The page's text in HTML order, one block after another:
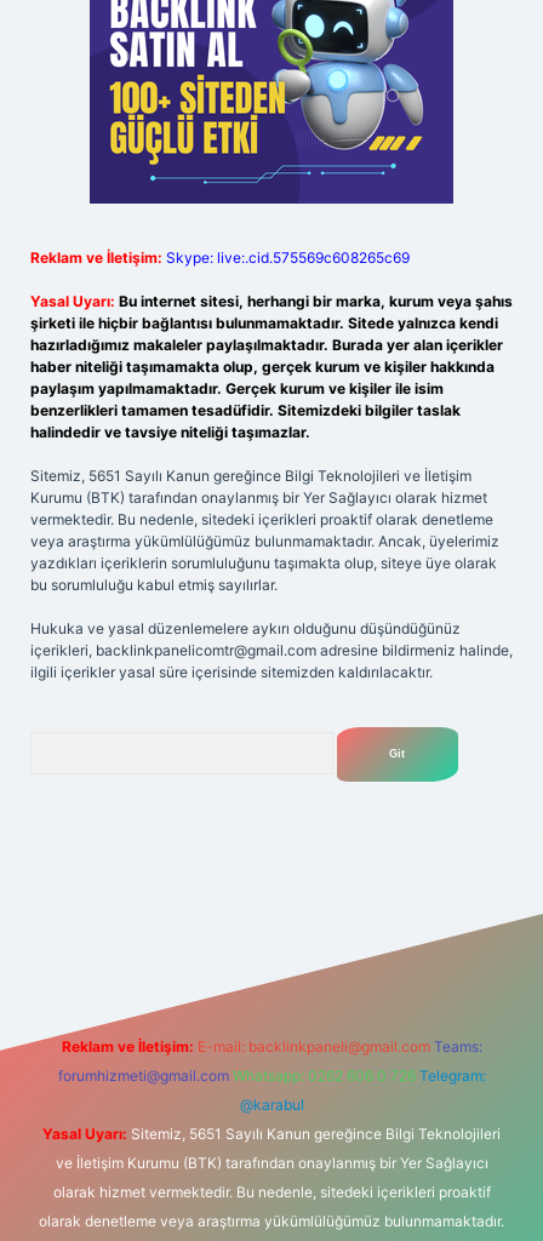
Reklam ve İletişim: Skype: live:.cid.575569c608265c69
Yasal Uyarı: Bu internet sitesi, herhangi bir marka, kurum veya şahıs
şirketi ile hiçbir bağlantısı bulunmamaktadır. Sitede yalnızca kendi
hazırladığımız makaleler paylaşılmaktadır. Burada yer alan içerikler
haber niteliği taşımamakta olup, gerçek kurum ve kişiler hakkında
paylaşım yapılmamaktadır. Gerçek kurum ve kişiler ile isim
benzerlikleri tamamen tesadüfidir. Sitemizdeki bilgiler taslak
halindedir ve tavsiye niteliği taşımazlar.
Sitemiz, 5651 Sayılı Kanun gereğince Bilgi Teknolojileri ve İletişim
Kurumu (BTK) tarafından onaylanmış bir Yer Sağlayıcı olarak hizmet
vermektedir. Bu nedenle, sitedeki içerikleri proaktif olarak denetleme
veya araştırma yükümlülüğümüz bulunmamaktadır. Ancak, üyelerimiz
yazdıkları içeriklerin sorumluluğunu taşımakta olup, siteye üye olarak
bu sorumluluğu kabul etmiş sayılırlar.
Hukuka ve yasal düzenlemelere aykırı olduğunu düşündüğünüz
içerikleri, backlinkpanelicomtr@gmail.com adresine bildirmeniz halinde,
ilgili içerikler yasal süre içerisinde sitemizden kaldırılacaktır.
Reklam ve İletişim: E-mail: backlinkpaneli@gmail.com Teams:
forumhizmeti@gmail.com Whatsapp: 0262 606 0 726 Telegram:
@karabul
Yasal Uyarı: Sitemiz, 5651 Sayılı Kanun gereğince Bilgi Teknolojileri
ve İletişim Kurumu (BTK) tarafından onaylanmış bir Yer Sağlayıcı
olarak hizmet vermektedir. Bu nedenle, sitedeki içerikleri proaktif
olarak denetleme veya araştırma yükümlülüğümüz bulunmamaktadır.